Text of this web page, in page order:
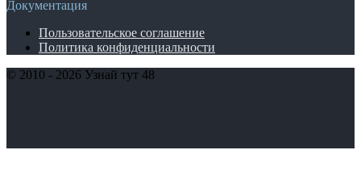
Документация
Пользовательское соглашение
Политика конфиденциальности
© 2010 - 2026 Узнай тут 48